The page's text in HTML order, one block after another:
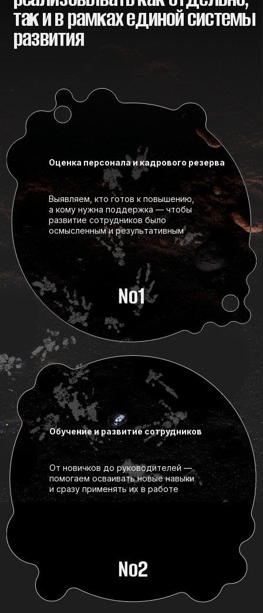
№1
Выявляем, кто готов к повышению,
а кому нужна поддержка — чтобы
развитие сотрудников было
осмысленным и результативным
Оценка персонала и кадрового резерва
№2
От новичков до руководителей —
помогаем осваивать новые навыки
и сразу применять их в работе
Обучение и развитие сотрудников
поддерживают стратегию компании
и усиливают вовлечённость сотрудников